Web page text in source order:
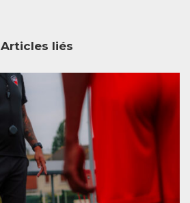
Articles liés